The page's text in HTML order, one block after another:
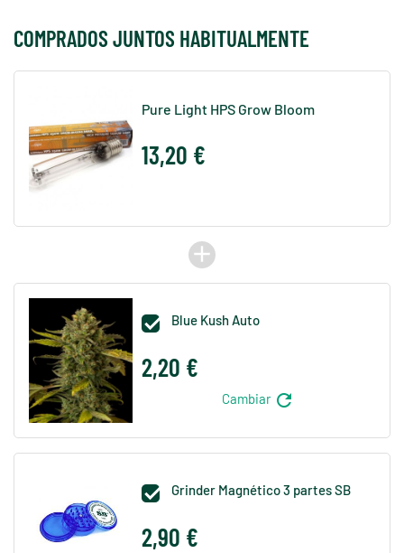
COMPRADOS JUNTOS HABITUALMENTE
Pure Light HPS Grow Bloom
13,20 €
add
 Blue Kush Auto
2,20 €
Cambiar refresh
 Grinder Magnético 3 partes SB
2,90 €